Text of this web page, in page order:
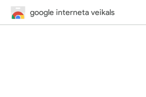
google interneta veikals